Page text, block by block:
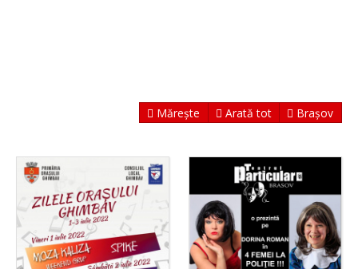
Mărește Arată tot Brașov